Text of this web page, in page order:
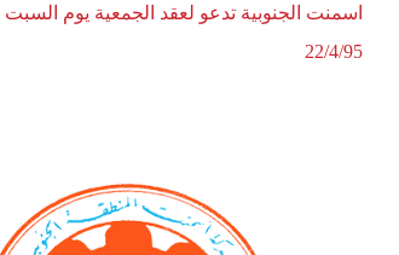
اسمنت الجنوبية تدعو لعقد الجمعية يوم السبت
22/4/95